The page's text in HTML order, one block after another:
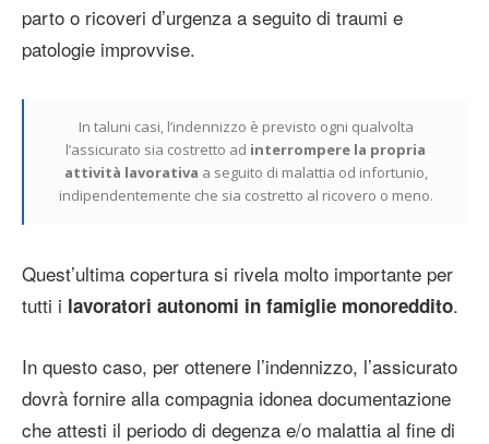
parto o ricoveri d’urgenza a seguito di traumi e
patologie improvvise.
In taluni casi, l’indennizzo è previsto ogni qualvolta
l’assicurato sia costretto ad interrompere la propria
attività lavorativa a seguito di malattia od infortunio,
indipendentemente che sia costretto al ricovero o meno.
Quest’ultima copertura si rivela molto importante per
tutti i lavoratori autonomi in famiglie monoreddito.
In questo caso, per ottenere l’indennizzo, l’assicurato
dovrà fornire alla compagnia idonea documentazione
che attesti il periodo di degenza e/o malattia al fine di